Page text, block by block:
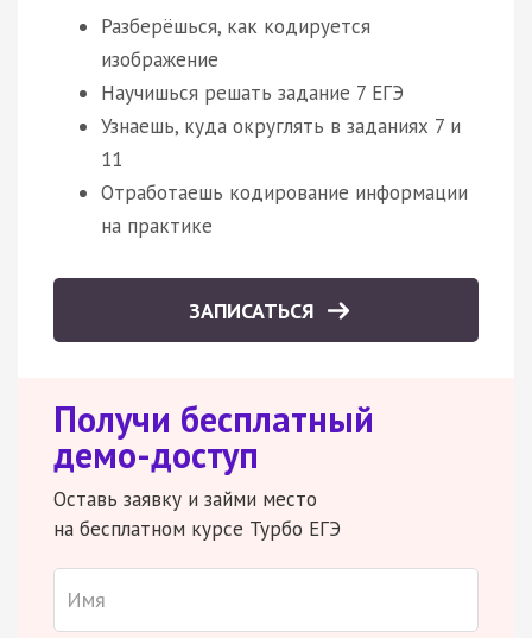
Разберёшься, как кодируется
изображение
Научишься решать задание 7 ЕГЭ
Узнаешь, куда округлять в заданиях 7 и
11
Отработаешь кодирование информации
на практике
ЗАПИСАТЬСЯ
Получи бесплатный
демо-доступ
Оставь заявку и займи место
на бесплатном курсе Турбо ЕГЭ